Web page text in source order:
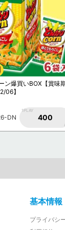
ン爆買いBOX【賞味
06】
DN
1PLAY
400
基本情報
プライバシ